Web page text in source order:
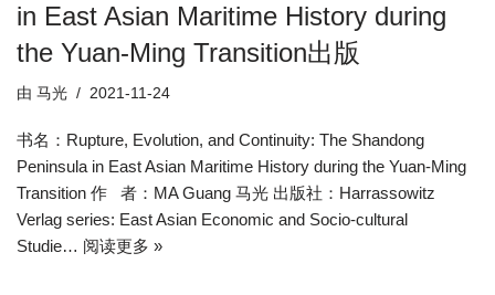
in East Asian Maritime History during
the Yuan-Ming Transition出版
由 马光 2021-11-24
书名：Rupture, Evolution, and Continuity: The Shandong
Peninsula in East Asian Maritime History during the Yuan-Ming
Transition 作 者：MA Guang 马光 出版社：Harrassowitz
Verlag series: East Asian Economic and Socio-cultural
Studie… 阅读更多 »